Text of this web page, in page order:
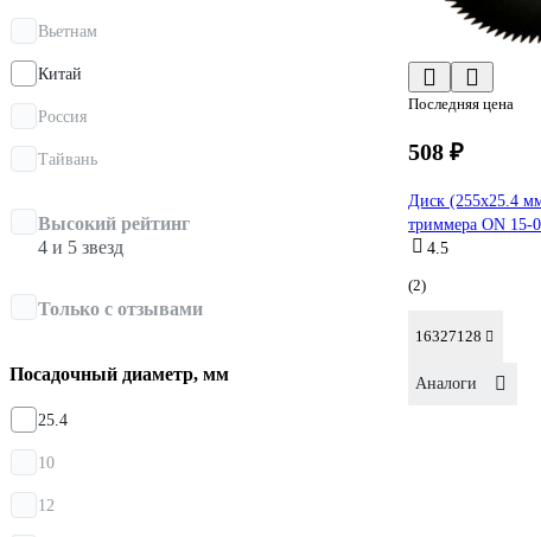
Вьетнам
Китай
Россия
Тайвань
Высокий рейтинг
4 и 5 звезд
Только с отзывами
Посадочный диаметр, мм
25.4
10
12
Последняя цена
508 ₽
Диск (255х25.4
триммера ON 15-
4.5
(2)
16327128
Аналоги